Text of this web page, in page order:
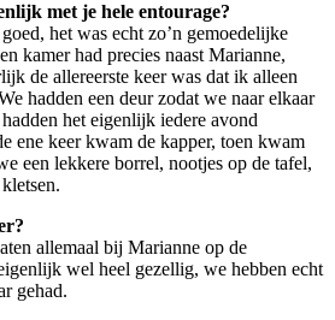
met je hele entourage?
het was echt zo’n gemoedelijke
kamer had precies naast Marianne,
de allereerste keer was dat ik alleen
hadden een deur zodat we naar elkaar
het eigenlijk iedere avond
ene keer kwam de kapper, toen kwam
een lekkere borrel, nootjes op de tafel,
allemaal bij Marianne op de
wel heel gezellig, we hebben echt
gehad.